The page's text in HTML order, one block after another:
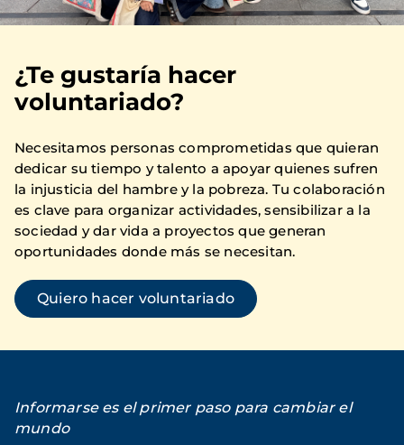
¿Te gustaría hacer
voluntariado?
Necesitamos personas comprometidas que quieran
dedicar su tiempo y talento a apoyar quienes sufren
la injusticia del hambre y la pobreza. Tu colaboración
es clave para organizar actividades, sensibilizar a la
sociedad y dar vida a proyectos que generan
oportunidades donde más se necesitan.
Quiero hacer voluntariado
Informarse es el primer paso para cambiar el
mundo